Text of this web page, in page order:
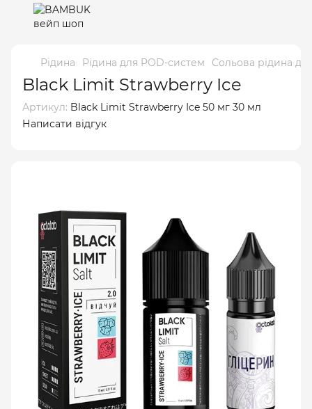
Рідина Рідина для POD-систем Сольова рідина
Black Limit Strawberry Ice
Артикул: Black Limit Strawberry Ice 50 мг 30 мл
Написати відгук